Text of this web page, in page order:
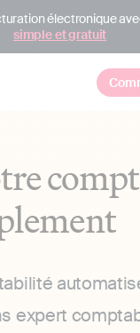
électronique
simple et gratuit
expert